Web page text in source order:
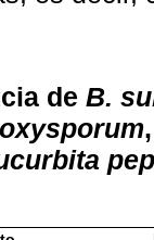
de B.